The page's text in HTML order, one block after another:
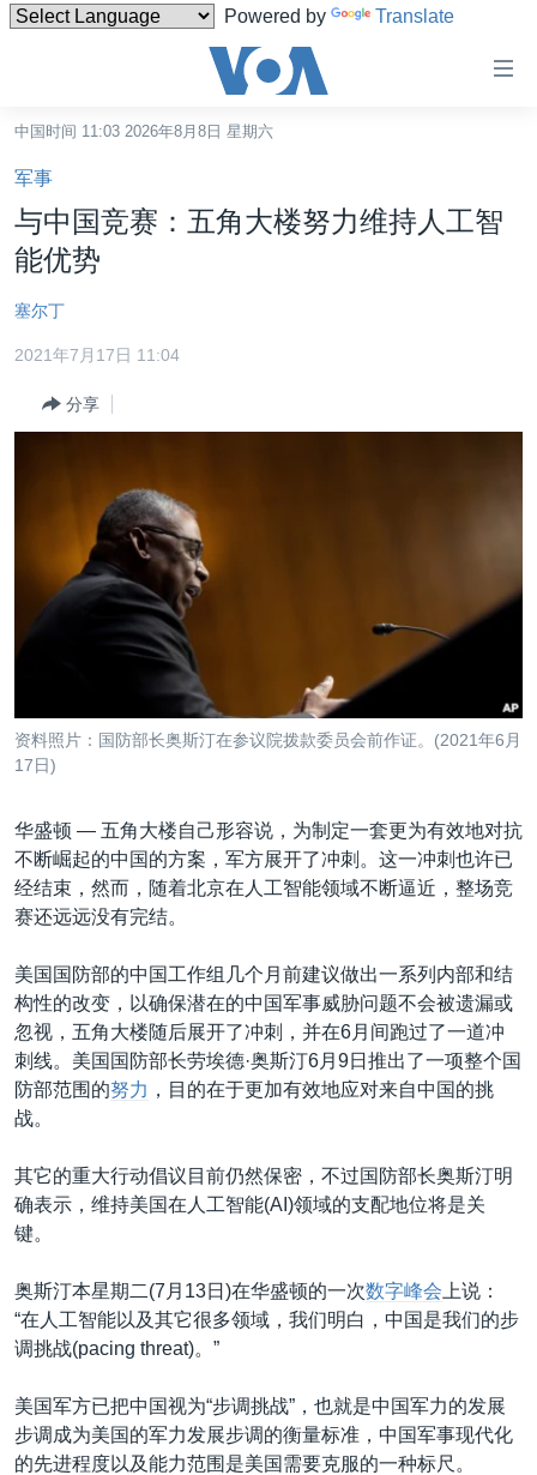
Powered by Translate
碍
链
接
内
容
到
中国
最新国际新闻
非洲
分类新闻
人权·法律·宗教
科教·文娱·体健
军事
白宫要闻
国会报道
美国建国250周年
埃博拉疫情
美国之音专访
台海两岸关系
南中国海争端
关注新疆
GEN Z 看美国
VOA视频
VOA今日焦点
其他语言网站
中国时间 11:03 2026年8月8日 星期六
军事
与中国竞赛：五角大楼努力维持人工智
能优势
塞尔丁
2021年7月17日 11:04
分享
资料照片：国防部长奥斯汀在参议院拨款委员会前作证。(2021年6月
17日)
华盛顿 — 五角大楼自己形容说，为制定一套更为有效地对抗
不断崛起的中国的方案，军方展开了冲刺。这一冲刺也许已
经结束，然而，随着北京在人工智能领域不断逼近，整场竞
赛还远远没有完结。
美国国防部的中国工作组几个月前建议做出一系列内部和结
构性的改变，以确保潜在的中国军事威胁问题不会被遗漏或
忽视，五角大楼随后展开了冲刺，并在6月间跑过了一道冲
刺线。美国国防部长劳埃德·奥斯汀6月9日推出了一项整个国
防部范围的努力 ，目的在于更加有效地应对来自中国的挑
战。
其它的重大行动倡议目前仍然保密，不过国防部长奥斯汀明
确表示，维持美国在人工智能(AI)领域的支配地位将是关
键。
奥斯汀本星期二(7月13日)在华盛顿的一次数字峰会 上说：
“在人工智能以及其它很多领域，我们明白，中国是我们的步
调挑战(pacing threat)。”
美国军方已把中国视为“步调挑战”，也就是中国军力的发展
步调成为美国的军力发展步调的衡量标准，中国军事现代化
的先进程度以及能力范围是美国需要克服的一种标尺。